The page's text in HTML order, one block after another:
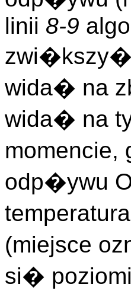
linii 8-9
zwi�kszy�
wida� na
wida� na
momencie,
odp�ywu
(miejsce
si�